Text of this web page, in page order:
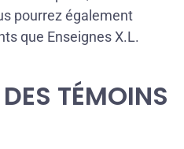
pourrez également
que Enseignes X.L.
TÉMOINS